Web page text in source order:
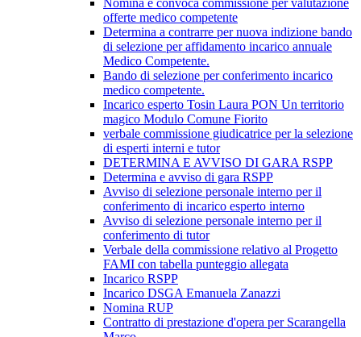
Nomina e convoca commissione per valutazione
offerte medico competente
Determina a contrarre per nuova indizione bando
di selezione per affidamento incarico annuale
Medico Competente.
Bando di selezione per conferimento incarico
medico competente.
Incarico esperto Tosin Laura PON Un territorio
magico Modulo Comune Fiorito
verbale commissione giudicatrice per la selezione
di esperti interni e tutor
DETERMINA E AVVISO DI GARA RSPP
Determina e avviso di gara RSPP
Avviso di selezione personale interno per il
conferimento di incarico esperto interno
Avviso di selezione personale interno per il
conferimento di tutor
Verbale della commissione relativo al Progetto
FAMI con tabella punteggio allegata
Incarico RSPP
Incarico DSGA Emanuela Zanazzi
Nomina RUP
Contratto di prestazione d'opera per Scarangella